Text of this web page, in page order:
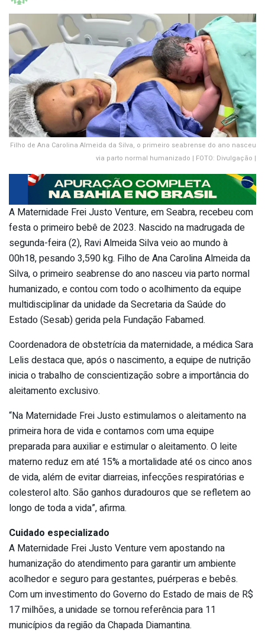
Filho de Ana Carolina Almeida da Silva, o primeiro seabrense do ano nasceu
via parto normal humanizado | FOTO: Divulgação |
A Maternidade Frei Justo Venture, em Seabra, recebeu com
festa o primeiro bebê de 2023. Nascido na madrugada de
segunda-feira (2), Ravi Almeida Silva veio ao mundo à
00h18, pesando 3,590 kg. Filho de Ana Carolina Almeida da
Silva, o primeiro seabrense do ano nasceu via parto normal
humanizado, e contou com todo o acolhimento da equipe
multidisciplinar da unidade da Secretaria da Saúde do
Estado (Sesab) gerida pela Fundação Fabamed.
Coordenadora de obstetrícia da maternidade, a médica Sara
Lelis destaca que, após o nascimento, a equipe de nutrição
inicia o trabalho de conscientização sobre a importância do
aleitamento exclusivo.
“Na Maternidade Frei Justo estimulamos o aleitamento na
primeira hora de vida e contamos com uma equipe
preparada para auxiliar e estimular o aleitamento. O leite
materno reduz em até 15% a mortalidade até os cinco anos
de vida, além de evitar diarreias, infecções respiratórias e
colesterol alto. São ganhos duradouros que se refletem ao
longo de toda a vida”, afirma.
Cuidado especializado
A Maternidade Frei Justo Venture vem apostando na
humanização do atendimento para garantir um ambiente
acolhedor e seguro para gestantes, puérperas e bebês.
Com um investimento do Governo do Estado de mais de R$
17 milhões, a unidade se tornou referência para 11
municípios da região da Chapada Diamantina.